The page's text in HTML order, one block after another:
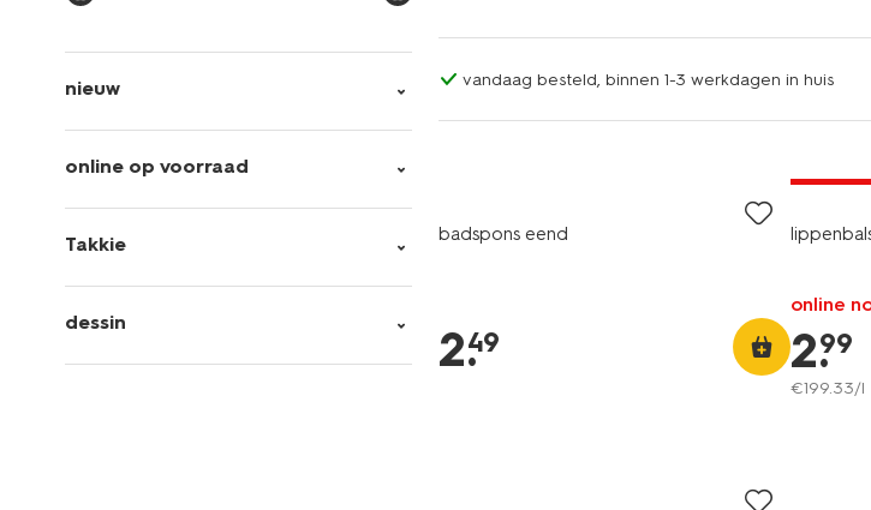
nieuw
online op voorraad
Takkie
dessin
vandaag besteld, binnen 1-3 werkdagen in huis
badspons eend
2.
49
online
2.
99
€199.33/l